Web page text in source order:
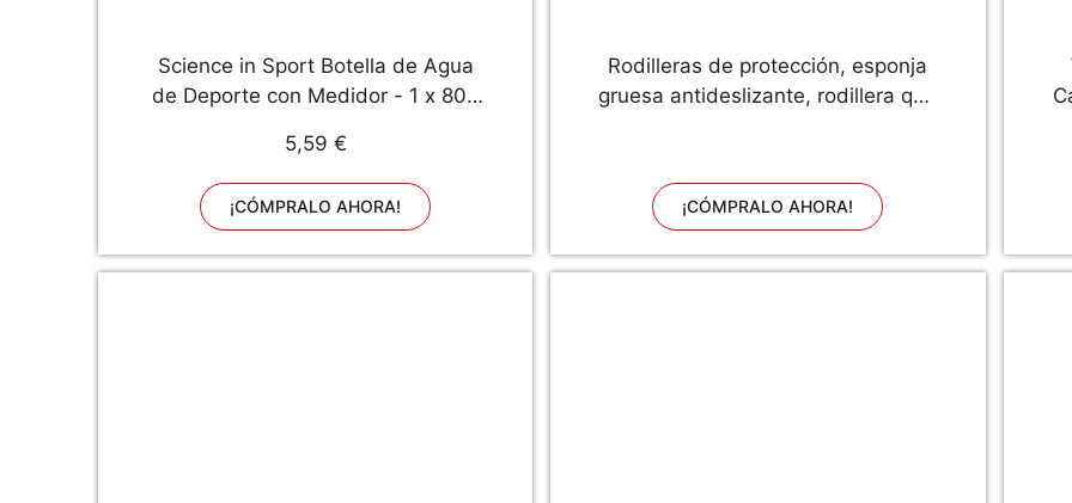
Science in Sport Botella de Agua
de Deporte con Medidor - 1 x 800
5,59 €
¡CÓMPRALO AHORA!
Rodilleras de protección, esponja
gruesa antideslizante, rodillera que
¡CÓMPRALO AHORA!